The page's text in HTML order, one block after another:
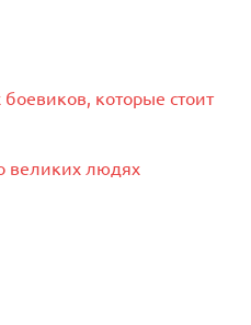
которые стоит
великих людях